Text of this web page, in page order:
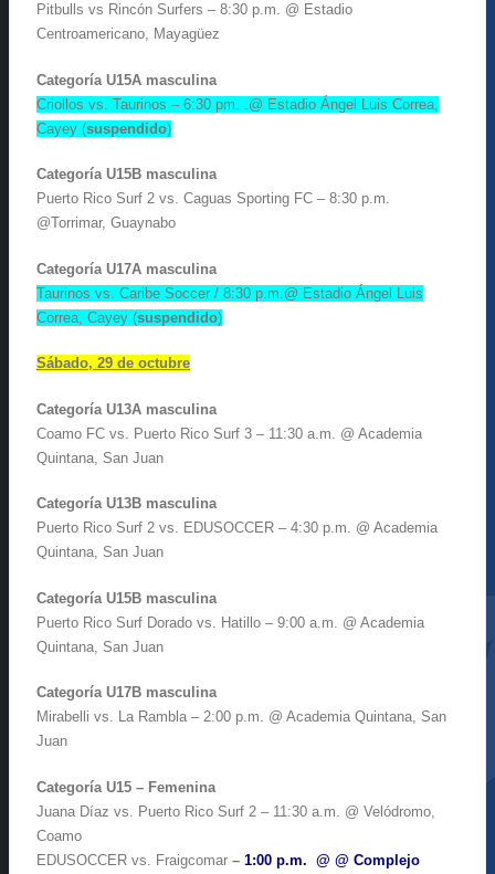
Pitbulls vs Rincón Surfers – 8:30 p.m. @ Estadio
Centroamericano, Mayagüez
Categoría U15A masculina
Criollos vs. Taurinos – 6:30 pm. .@ Estadio Ángel Luis Correa,
Cayey (suspendido)
Categoría U15B masculina
Puerto Rico Surf 2 vs. Caguas Sporting FC – 8:30 p.m.
@Torrimar, Guaynabo
Categoría U17A masculina
Taurinos vs. Caribe Soccer / 8:30 p.m.@ Estadio Ángel Luis
Correa, Cayey (suspendido)
Sábado, 29 de octubre
Categoría U13A masculina
Coamo FC vs. Puerto Rico Surf 3 – 11:30 a.m. @ Academia
Quintana, San Juan
Categoría U13B masculina
Puerto Rico Surf 2 vs. EDUSOCCER – 4:30 p.m. @ Academia
Quintana, San Juan
Categoría U15B masculina
Puerto Rico Surf Dorado vs. Hatillo – 9:00 a.m. @ Academia
Quintana, San Juan
Categoría U17B masculina
Mirabelli vs. La Rambla – 2:00 p.m. @ Academia Quintana, San
Juan
Categoría U15 – Femenina
Juana Díaz vs. Puerto Rico Surf 2 – 11:30 a.m. @ Velódromo,
Coamo
EDUSOCCER vs. Fraigcomar – 1:00 p.m. @ @ Complejo